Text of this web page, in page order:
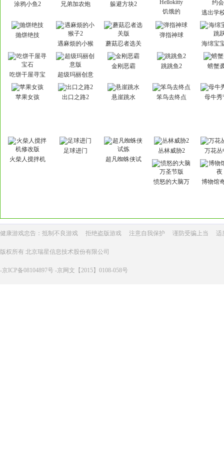
涂鸦小鱼2 兄弟加农炮
躲避方块2
饥饿的
逃出学
抛饼绝技
遇麻烦的小猴
蘑菇忍者选关
弹指神球
海绵宝
吃饼干屋寻宝
超级玛丽创意
金刚恶霸 跳跳鱼2 螃蟹
苹果女孩 出口之路2 悬崖跳水 笨鸟去终点 母牛秀
火柴人搅拌机
足球进门
超凡蜘蛛侠试
丛林威胁2 万花丛
愤怒的大脑万
博物馆
健康游戏忠告：抵制不良游戏 拒绝盗版游戏 注意自我保护 谨防受骗上当 适
版权所有 北京瑞星信息技术股份有限公司
-京ICP备08104897号 -京网文【2015】0108-058号